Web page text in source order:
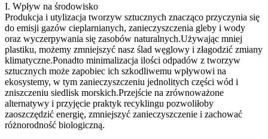
I. Wpływ na środowisko
Produkcja i utylizacja tworzyw sztucznych znacząco przyczynia się
do emisji gazów cieplarnianych, zanieczyszczenia gleby i wody
oraz wyczerpywania się zasobów naturalnych.Używając mniej
plastiku, możemy zmniejszyć nasz ślad węglowy i złagodzić zmiany
klimatyczne.Ponadto minimalizacja ilości odpadów z tworzyw
sztucznych może zapobiec ich szkodliwemu wpływowi na
ekosystemy, w tym zanieczyszczeniu jednolitych części wód i
zniszczeniu siedlisk morskich.Przejście na zrównoważone
alternatywy i przyjęcie praktyk recyklingu pozwoliłoby
zaoszczędzić energię, zmniejszyć zanieczyszczenie i zachować
różnorodność biologiczną.